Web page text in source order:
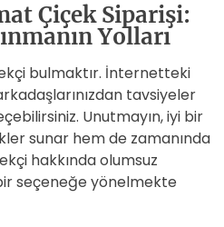
Çiçek Siparişi:
Yolları
bulmaktır. İnternetteki
tavsiyeler
Unutmayın, iyi bir
sunar hem de zamanında
hakkında olumsuz
seçeneğe yönelmekte